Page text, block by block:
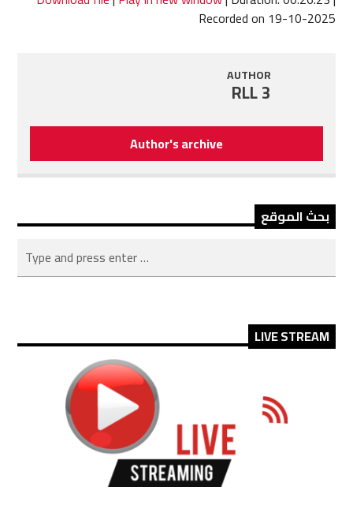
SHARE
Recorded on 19-10-2025
AUTHOR
RLL 3
Author's archive
بحث الموقع
LIVE STREAM